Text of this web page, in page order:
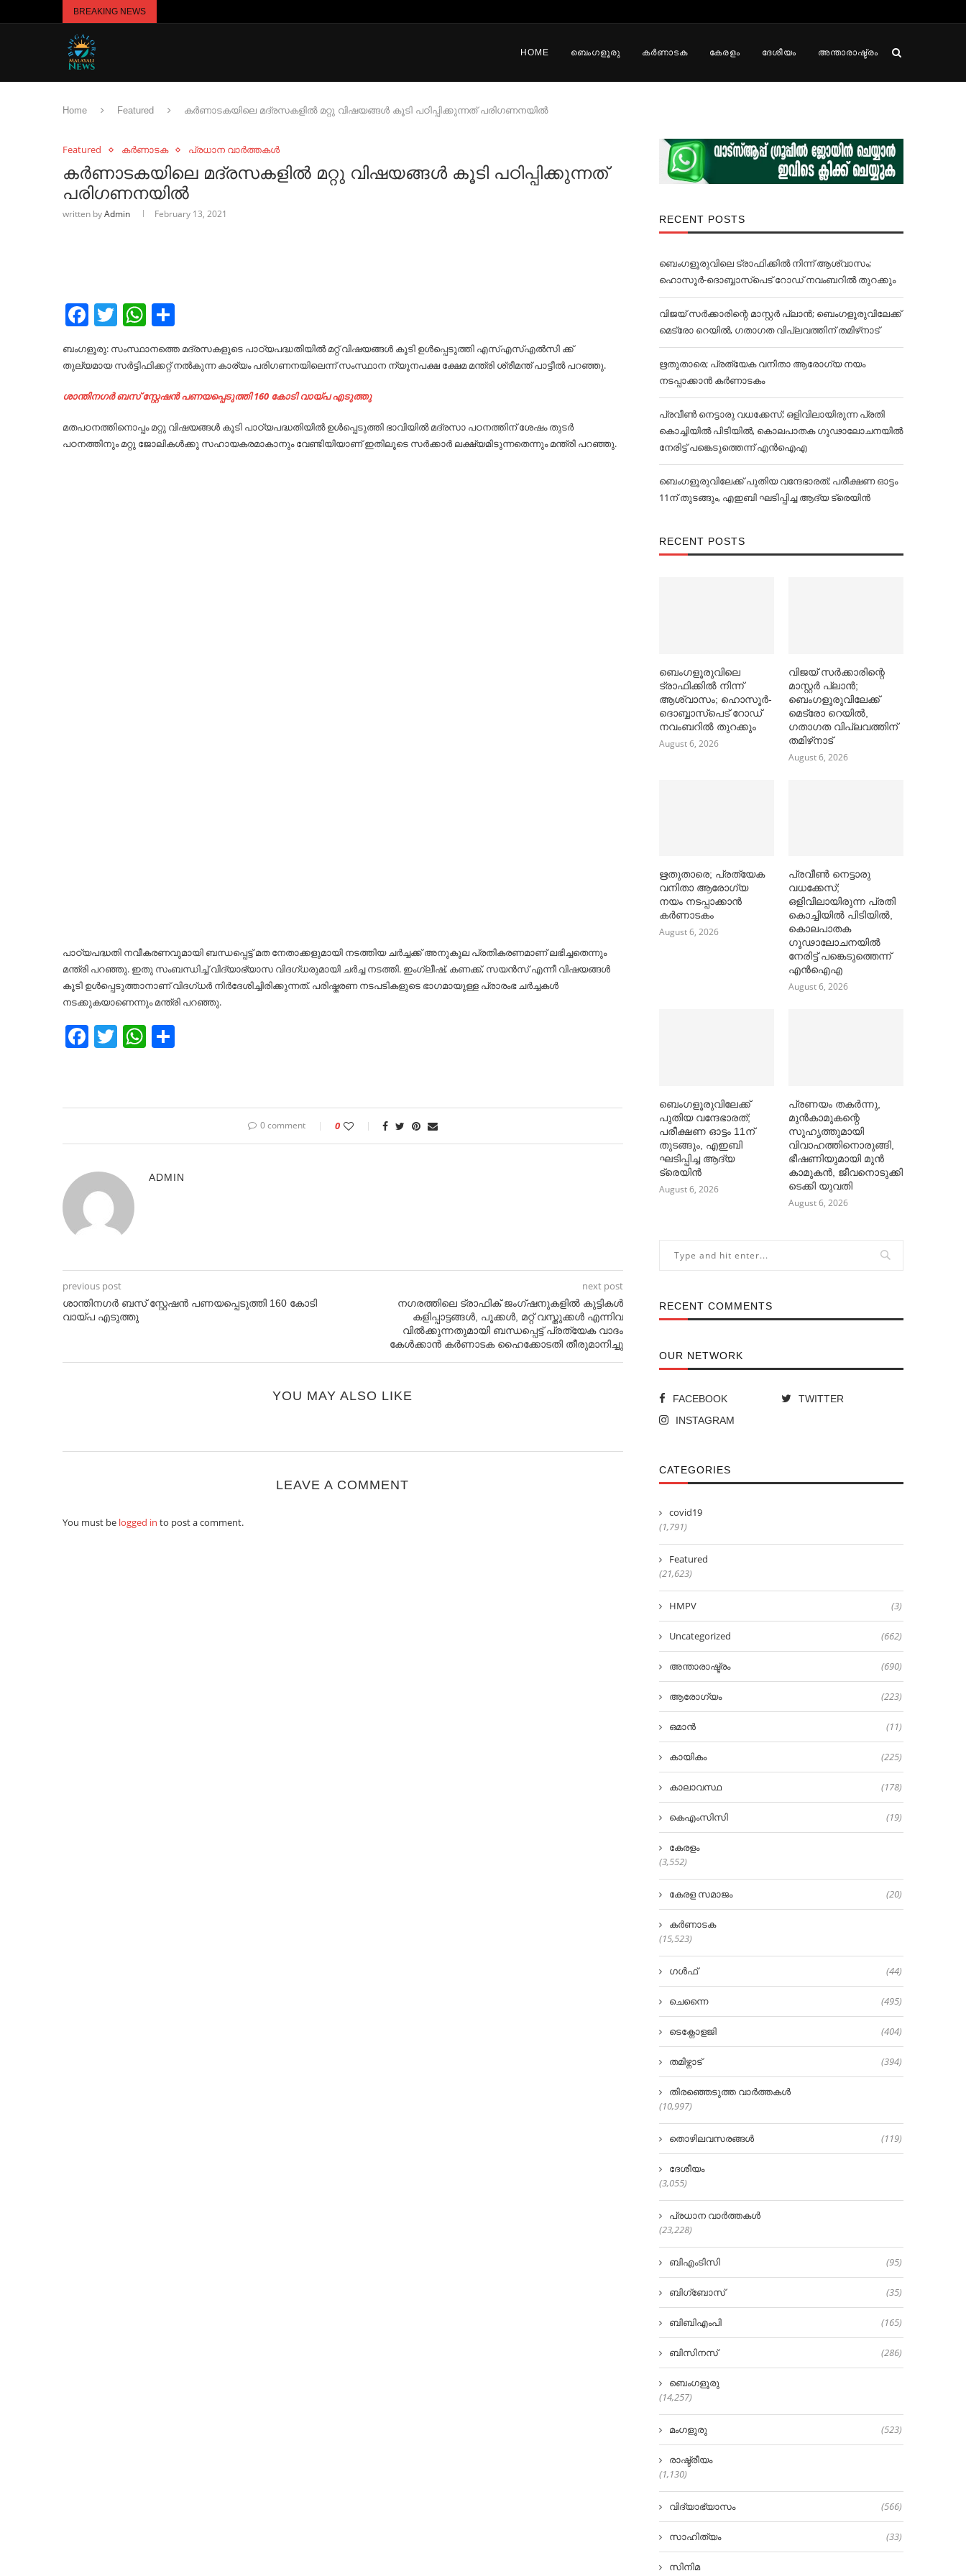
BREAKING NEWS
HOME ബെംഗളൂരു കർണാടക കേരളം ദേശീയം അന്താരാഷ്ട്രം
Home Featured കർണാടകയിലെ മദ്രസകളിൽ മറ്റു വിഷയങ്ങൾ കൂടി പഠിപ്പിക്കുന്നത് പരിഗണനയിൽ
Featured കർണാടക പ്രധാന വാർത്തകൾ
കർണാടകയിലെ മദ്രസകളിൽ മറ്റു വിഷയങ്ങൾ കൂടി പഠിപ്പിക്കുന്നത്
പരിഗണനയിൽ
written byAdmin February 13, 2021
Facebook
TwitterWhatsApp
ബംഗളൂരു: സംസ്ഥാനത്തെ മദ്രസകളുടെ പാഠ്യപദ്ധതിയിൽ മറ്റ് വിഷയങ്ങൾ കൂടി ഉൾപ്പെടുത്തി എസ്എസ്എൽസി ക്ക്
തുല്യമായ സർട്ടിഫിക്കറ്റ് നൽകുന്ന കാര്യം പരിഗണനയിലെന്ന് സംസ്ഥാന ന്യൂനപക്ഷ ക്ഷേമ മന്ത്രി ശ്രീമന്ത് പാട്ടീൽ പറഞ്ഞു.
ശാന്തിനഗർ ബസ് സ്റ്റേഷൻ പണയപ്പെടുത്തി 160 കോടി വായ്പ എടുത്തു
മതപഠനത്തിനൊപ്പം മറ്റു വിഷയങ്ങൾ കൂടി പാഠ്യപദ്ധതിയിൽ ഉൾപ്പെടുത്തി ഭാവിയിൽ മദ്രസാ പഠനത്തിന് ശേഷം തുടർ
പഠനത്തിനും മറ്റു ജോലികൾക്കു സഹായകരമാകാനും വേണ്ടിയിയാണ് ഇതിലൂടെ സർക്കാർ ലക്ഷ്യമിടുന്നതെന്നും മന്ത്രി പറഞ്ഞു.
പാഠ്യപദ്ധതി നവീകരണവുമായി ബന്ധപ്പെട്ട് മത നേതാക്കളുമായി നടത്തിയ ചർച്ചക്ക് അനുകൂല പ്രതികരണമാണ് ലഭിച്ചതെന്നും
മന്ത്രി പറഞ്ഞു. ഇതു സംബന്ധിച്ച് വിദ്യാഭ്യാസ വിദഗ്ധരുമായി ചർച്ച നടത്തി. ഇംഗ്ലീഷ്, കണക്ക്, സയൻസ് എന്നീ വിഷയങ്ങൾ
കൂടി ഉൾപ്പെടുത്താനാണ് വിദഗ്ധർ നിർദേശിച്ചിരിക്കുന്നത്. പരിഷ്കരണ നടപടികളുടെ ഭാഗമായുള്ള പ്രാരംഭ ചർച്ചകൾ
നടക്കുകയാണെന്നും മന്ത്രി പറഞ്ഞു.
Facebook
TwitterWhatsApp
0 comment 0
ADMIN
previous post
ശാന്തിനഗർ ബസ് സ്റ്റേഷൻ പണയപ്പെടുത്തി 160 കോടി
വായ്പ എടുത്തു
next post
നഗരത്തിലെ ട്രാഫിക് ജംഗ്ഷനുകളിൽ കുട്ടികൾ
കളിപ്പാട്ടങ്ങൾ, പൂക്കൾ, മറ്റ് വസ്തുക്കൾ എന്നിവ
വിൽക്കുന്നതുമായി ബന്ധപ്പെട്ട് പ്രത്യേക വാദം
കേൾക്കാൻ കർണാടക ഹൈക്കോടതി തീരുമാനിച്ചു
YOU MAY ALSO LIKE
LEAVE A COMMENT
You must be logged in to post a comment.
RECENT POSTS
ബെംഗളൂരുവിലെ ട്രാഫിക്കില്‍ നിന്ന് ആശ്വാസം;
ഹൊസൂര്‍-ദൊബ്ബാസ്പെട് റോഡ് നവംബറില്‍ തുറക്കും
വിജയ് സര്‍ക്കാരിന്റെ മാസ്റ്റര്‍ പ്ലാന്‍; ബെംഗളൂരുവിലേക്ക്
മെട്രോ റെയില്‍, ഗതാഗത വിപ്ലവത്തിന് തമിഴ്‌നാട്
ഋതുതാരെ; പ്രത്യേക വനിതാ ആരോഗ്യ നയം
നടപ്പാക്കാൻ കര്‍ണാടകം
പ്രവീൺ നെട്ടാരു വധക്കേസ്; ഒളിവിലായിരുന്ന പ്രതി
കൊച്ചിയിൽ പിടിയിൽ, കൊലപാതക ഗൂഢാലോചനയിൽ
നേരിട്ട് പങ്കെടുത്തെന്ന് എൻഐഎ
ബെംഗളൂരുവിലേക്ക് പുതിയ വന്ദേഭാരത്; പരീക്ഷണ ഓട്ടം
11ന് തുടങ്ങും, എഇബി ഘടിപ്പിച്ച ആദ്യ ട്രെയിന്‍
RECENT POSTS
ബെംഗളൂരുവിലെ
ട്രാഫിക്കില്‍ നിന്ന്
ആശ്വാസം; ഹൊസൂര്‍-
ദൊബ്ബാസ്പെട് റോഡ്
നവംബറില്‍ തുറക്കും
August 6, 2026
വിജയ് സര്‍ക്കാരിന്റെ
മാസ്റ്റര്‍ പ്ലാന്‍;
ബെംഗളൂരുവിലേക്ക്
മെട്രോ റെയില്‍,
ഗതാഗത വിപ്ലവത്തിന്
തമിഴ്‌നാട്
August 6, 2026
ഋതുതാരെ; പ്രത്യേക
വനിതാ ആരോഗ്യ
നയം നടപ്പാക്കാൻ
കര്‍ണാടകം
August 6, 2026
പ്രവീൺ നെട്ടാരു
വധക്കേസ്;
ഒളിവിലായിരുന്ന പ്രതി
കൊച്ചിയിൽ പിടിയിൽ,
കൊലപാതക
ഗൂഢാലോചനയിൽ
നേരിട്ട് പങ്കെടുത്തെന്ന്
എൻഐഎ
August 6, 2026
ബെംഗളൂരുവിലേക്ക്
പുതിയ വന്ദേഭാരത്;
പരീക്ഷണ ഓട്ടം 11ന്
തുടങ്ങും, എഇബി
ഘടിപ്പിച്ച ആദ്യ
ട്രെയിന്‍
August 6, 2026
പ്രണയം തകര്‍ന്നു,
മുൻകാമുകന്റെ
സുഹൃത്തുമായി
വിവാഹത്തിനൊരുങ്ങി,
ഭീഷണിയുമായി മുൻ
കാമുകൻ, ജീവനൊടുക്കി
ടെക്കി യുവതി
August 6, 2026
RECENT COMMENTS
OUR NETWORK
FACEBOOK
TWITTER
INSTAGRAM
CATEGORIES
covid19
(1,791)
Featured
(21,623)
HMPV (3)
Uncategorized (662)
അന്താരാഷ്ട്രം (690)
ആരോഗ്യം (223)
ഒമാൻ (11)
കായികം (225)
കാലാവസ്ഥ (178)
കെഎംസിസി (19)
കേരളം
(3,552)
കേരള സമാജം (20)
കർണാടക
(15,523)
ഗൾഫ് (44)
ചെന്നൈ (495)
ടെക്നോളജി (404)
തമിഴ്നാട് (394)
തിരഞ്ഞെടുത്ത വാർത്തകൾ
(10,997)
തൊഴിലവസരങ്ങൾ (119)
ദേശീയം
(3,055)
പ്രധാന വാർത്തകൾ
(23,228)
ബിഎംടിസി (95)
ബിഗ്‌ബോസ് (35)
ബിബിഎംപി (165)
ബിസിനസ് (286)
ബെംഗളൂരു
(14,257)
മംഗളുരു (523)
രാഷ്ട്രീയം
(1,130)
വിദ്യാഭ്യാസം (566)
സാഹിത്യം (33)
സിനിമ